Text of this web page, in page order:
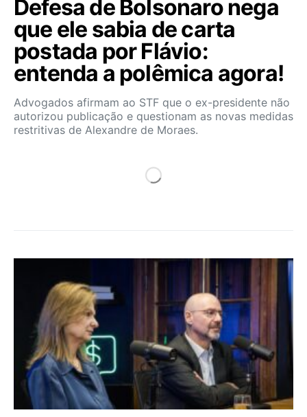
Defesa de Bolsonaro nega
que ele sabia de carta
postada por Flávio:
entenda a polêmica agora!
Advogados afirmam ao STF que o ex-presidente não
autorizou publicação e questionam as novas medidas
restritivas de Alexandre de Moraes.